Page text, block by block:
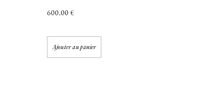
600,00 €
Ajouter au panier